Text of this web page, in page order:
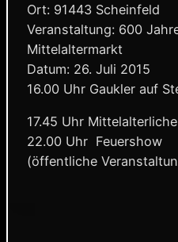
Ort: 91443 Scheinfeld
Veranstaltung: 600
Mittelaltermarkt
Datum: 26. Juli 2015
16.00 Uhr Gaukler auf
17.45 Uhr
22.00 Uhr Feuershow
(öffentliche